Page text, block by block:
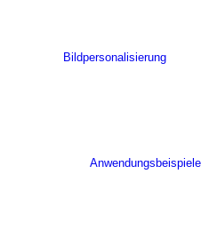
Bildpersonalisierung
Anwendungsbeispiele